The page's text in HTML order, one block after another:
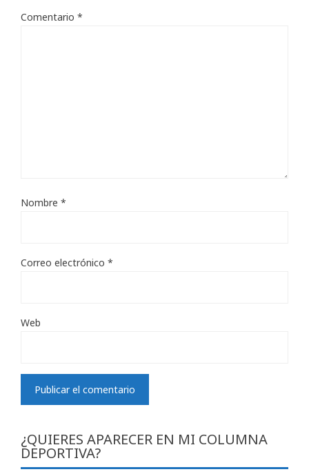
Comentario *
Nombre *
Correo electrónico *
Web
¿QUIERES APARECER EN MI COLUMNA
DEPORTIVA?